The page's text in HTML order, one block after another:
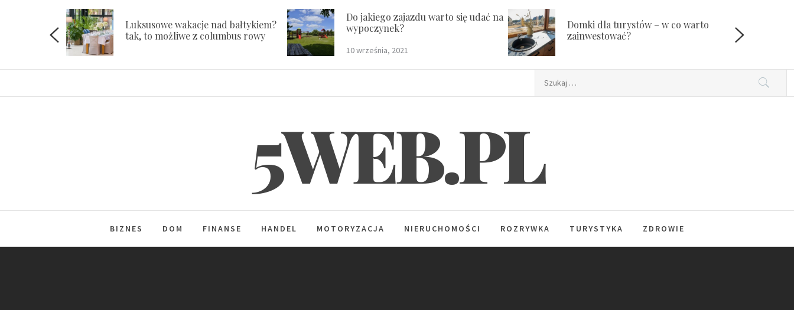
Luksusowe wakacje nad bałtykiem?
tak, to możliwe z columbus rowy
Do jakiego zajazdu warto się udać na
wypoczynek?
10 września, 2021
Domki dla turystów – w co warto
zainwestować?
5WEB.PL
BIZNES DOM FINANSE HANDEL MOTORYZACJA NIERUCHOMOŚCI ROZRYWKA TURYSTYKA ZDROWIE